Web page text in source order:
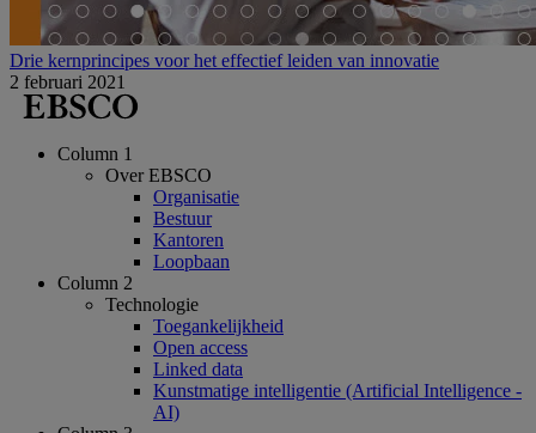
Drie kernprincipes voor het effectief leiden van innovatie
2 februari 2021
Column 1
Over EBSCO
Organisatie
Bestuur
Kantoren
Loopbaan
Column 2
Technologie
Toegankelijkheid
Open access
Linked data
Kunstmatige intelligentie (Artificial Intelligence -
AI)